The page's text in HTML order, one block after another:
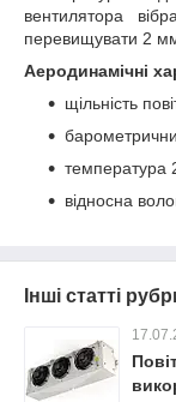
вентилятора
перевищувати 2
Аеродинамічні
щільність
температура
відносна
Інші статті